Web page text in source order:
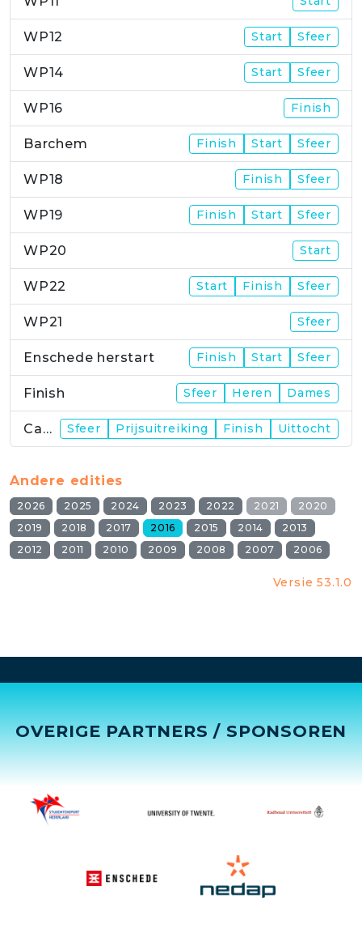
WP12 Start Sfeer
WP14 Start Sfeer
WP16 Finish
Barchem Finish Start Sfeer
WP18 Finish Sfeer
WP19 Finish Start Sfeer
WP20 Start
WP22 Start Finish Sfeer
WP21 Sfeer
Enschede herstart Finish Start Sfeer
Finish Sfeer Heren Dames
Campus Sfeer Prijsuitreiking Finish Uittocht
Andere edities
2026 2025 2024 2023 2022 2021
2020
2019
2018 2017 2016 2015 2014
2013
2012
2011 2010 2009 2008 2007 2006
Versie 53.1.0
OVERIGE PARTNERS / SPONSOREN